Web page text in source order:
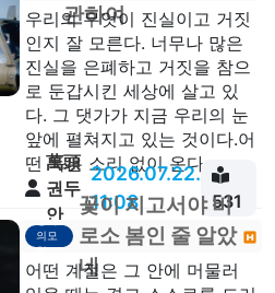
관하여
우리의 무엇이 진실이고 거짓
인지 잘 모른다. 너무나 많은
진실을 은폐하고 거짓을 참으
로 둔갑시킨 세상에 살고 있
다. 그 댓가가 지금 우리의 눈
앞에 펼쳐지고 있는 것이다.어
떤 독은 소리 없이 온다....
萬頭
권두
안
2026.07.22.
11:08
531
생각
의모
형
꽃이 지고서야 비
로소 봄인 줄 알았
네
어떤 계절은 그 안에 머물러